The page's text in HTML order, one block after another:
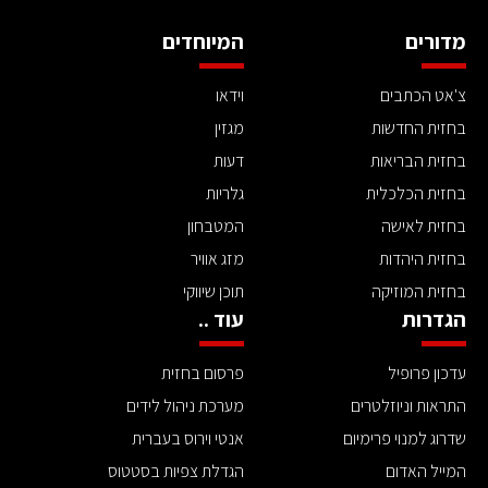
מדורים
צ'אט הכתבים
בחזית החדשות
בחזית הבריאות
בחזית הכלכלית
בחזית לאישה
בחזית היהדות
בחזית המוזיקה
המיוחדים
וידאו
מגזין
דעות
גלריות
המטבחון
מזג אוויר
תוכן שיווקי
הגדרות
עדכון פרופיל
התראות וניוזלטרים
שדרוג למנוי פרימיום
המייל האדום
עוד ..
פרסום בחזית
מערכת ניהול לידים
אנטי וירוס בעברית
הגדלת צפיות בסטטוס